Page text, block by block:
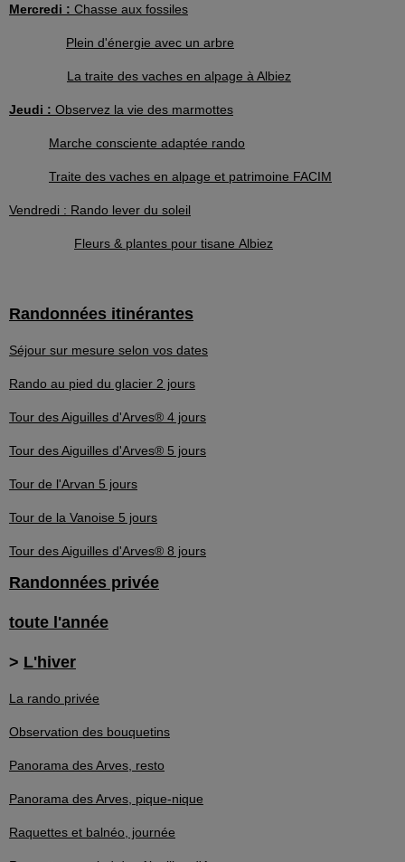
Mercredi : Chasse aux fossiles
Plein d'énergie avec un arbre
La traite des vaches en alpage à Albiez
Jeudi : Observez la vie des marmottes
Marche consciente adaptée rando
Traite des vaches en alpage et patrimoine FACIM
Vendredi : Rando lever du soleil
Fleurs & plantes pour tisane Albiez
Randonnées itinérantes
Séjour sur mesure selon vos dates
Rando au pied du glacier 2 jours
Tour des Aiguilles d'Arves® 4 jours
Tour des Aiguilles d'Arves® 5 jours
Tour de l'Arvan 5 jours
Tour de la Vanoise 5 jours
Tour des Aiguilles d'Arves® 8 jours
Randonnées privée
toute l'année
> L'hiver
La rando privée
Observation des bouquetins
Panorama des Arves, resto
Panorama des Arves, pique-nique
Raquettes et balnéo, journée